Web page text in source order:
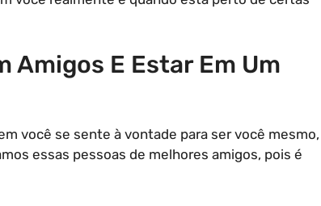
Amigos E Estar Em Um
você se sente à vontade para ser você mesmo,
essas pessoas de melhores amigos, pois é